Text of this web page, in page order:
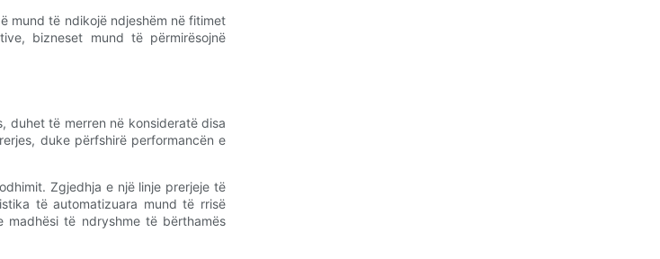
mund të ndikojë ndjeshëm në fitimet
bizneset mund të përmirësojnë
duhet të merren në konsideratë disa
duke përfshirë performancën e
Zgjedhja e një linje prerjeje të
të automatizuara mund të rrisë
madhësi të ndryshme të bërthamës